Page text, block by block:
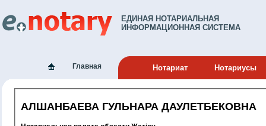
ЕДИНАЯ НОТАРИАЛЬНАЯ
ИНФОРМАЦИОННАЯ СИСТЕМА
Главная Нотариат Нотариусы
АЛШАНБАЕВА ГУЛЬНАРА ДАУЛЕТБЕКОВНА